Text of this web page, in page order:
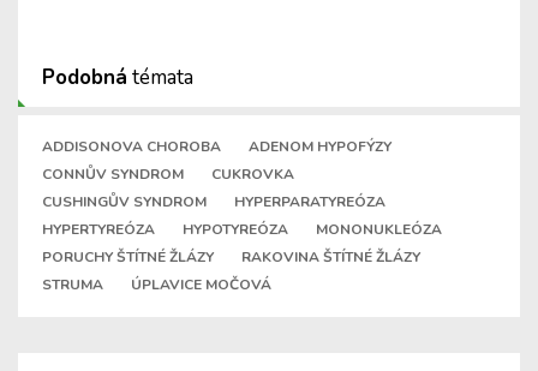
Podobná témata
ADDISONOVA CHOROBA
ADENOM HYPOFÝZY
CONNŮV SYNDROM
CUKROVKA
CUSHINGŮV SYNDROM
HYPERPARATYREÓZA
HYPERTYREÓZA
HYPOTYREÓZA
MONONUKLEÓZA
PORUCHY ŠTÍTNÉ ŽLÁZY
RAKOVINA ŠTÍTNÉ ŽLÁZY
STRUMA
ÚPLAVICE MOČOVÁ